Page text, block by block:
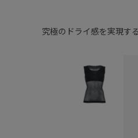
究極のドライ感を実現す